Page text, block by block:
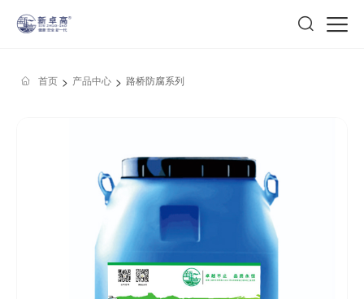
首页 > 产品中心 > 路桥防腐系列